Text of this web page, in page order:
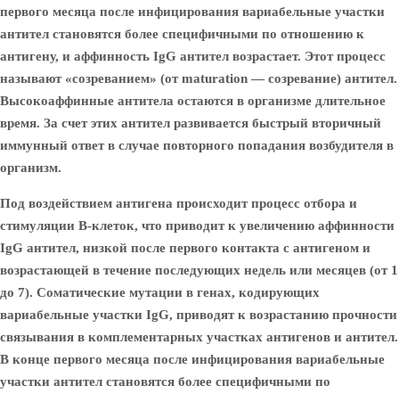
первого месяца после инфицирования вариабельные участки
антител становятся более специфичными по отношению к
антигену, и аффинность IgG антител возрастает. Этот процесс
называют «созреванием» (от maturation — созревание) антител.
Высокоаффинные антитела остаются в организме длительное
время. За счет этих антител развивается быстрый вторичный
иммунный ответ в случае повторного попадания возбудителя в
организм.
Под воздействием антигена происходит процесс отбора и
стимуляции В-клеток, что приводит к увеличению аффинности
IgG антител, низкой после первого контакта с антигеном и
возрастающей в течение последующих недель или месяцев (от 1
до 7). Соматические мутации в генах, кодирующих
вариабельные участки IgG, приводят к возрастанию прочности
связывания в комплементарных участках антигенов и антител.
В конце первого месяца после инфицирования вариабельные
участки антител становятся более специфичными по